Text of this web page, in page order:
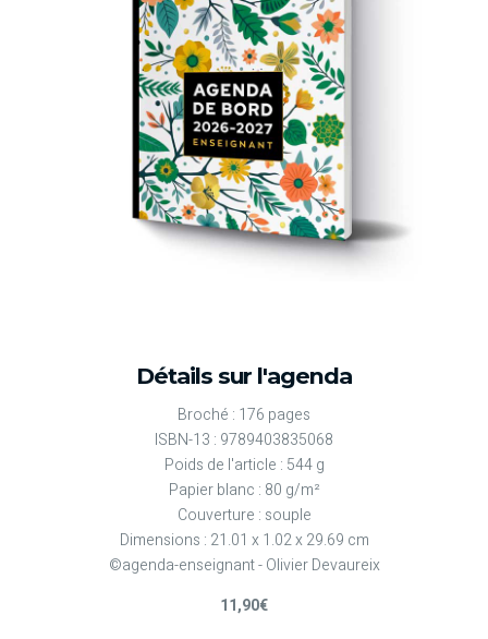
Détails sur l'agenda
Broché : 176 pages
ISBN-13 : 9789403835068
Poids de l'article : 544 g
Papier blanc : 80 g/m²
Couverture : souple
Dimensions : 21.01 x 1.02 x 29.69 cm
©agenda-enseignant - Olivier Devaureix
11,90€